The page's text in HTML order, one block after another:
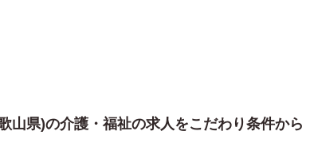
山県)の介護・福祉の求人をこだわり条件から